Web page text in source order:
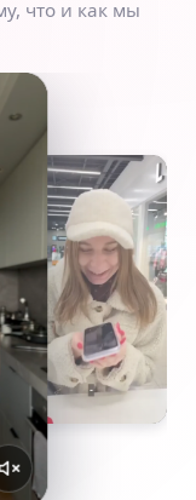
что и как мы